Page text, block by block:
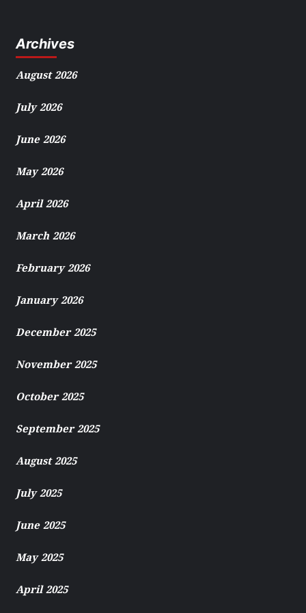
Archives
August 2026
July 2026
June 2026
May 2026
April 2026
March 2026
February 2026
January 2026
December 2025
November 2025
October 2025
September 2025
August 2025
July 2025
June 2025
May 2025
April 2025